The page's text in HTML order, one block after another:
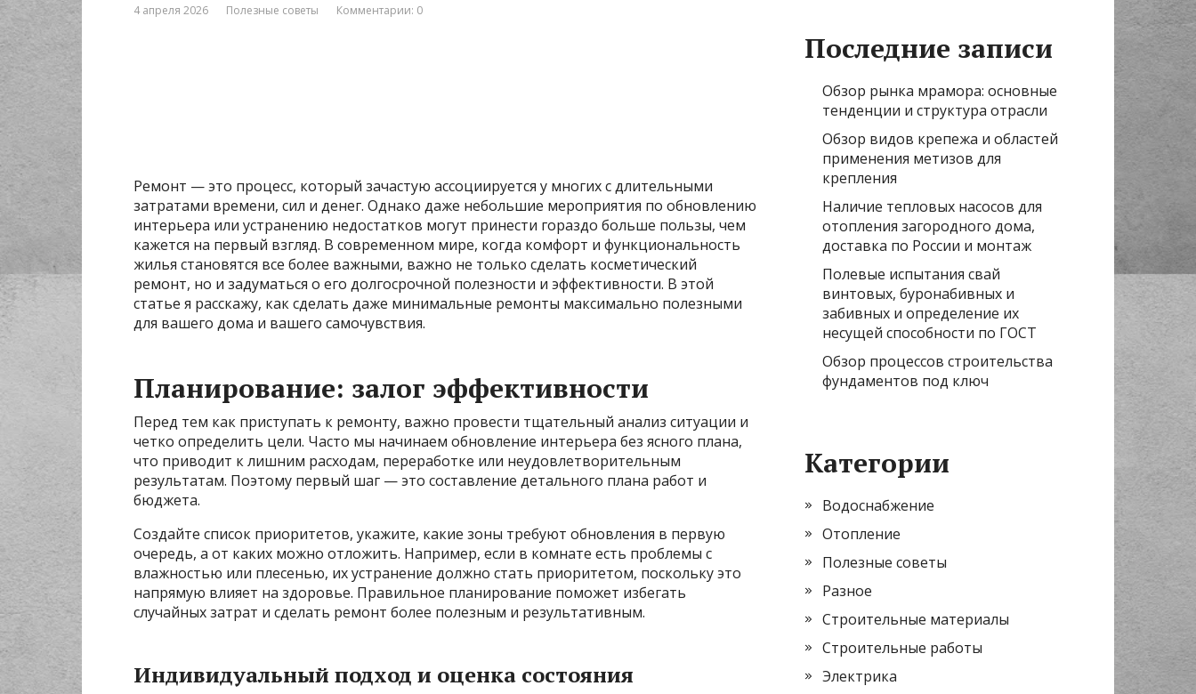
4 апреля 2026 Полезные советы Комментарии: 0
Ремонт — это процесс, который зачастую ассоциируется у многих с длительными
затратами времени, сил и денег. Однако даже небольшие мероприятия по обновлению
интерьера или устранению недостатков могут принести гораздо больше пользы, чем
кажется на первый взгляд. В современном мире, когда комфорт и функциональность
жилья становятся все более важными, важно не только сделать косметический
ремонт, но и задуматься о его долгосрочной полезности и эффективности. В этой
статье я расскажу, как сделать даже минимальные ремонты максимально полезными
для вашего дома и вашего самочувствия.
Планирование: залог эффективности
Перед тем как приступать к ремонту, важно провести тщательный анализ ситуации и
четко определить цели. Часто мы начинаем обновление интерьера без ясного плана,
что приводит к лишним расходам, переработке или неудовлетворительным
результатам. Поэтому первый шаг — это составление детального плана работ и
бюджета.
Создайте список приоритетов, укажите, какие зоны требуют обновления в первую
очередь, а от каких можно отложить. Например, если в комнате есть проблемы с
влажностью или плесенью, их устранение должно стать приоритетом, поскольку это
напрямую влияет на здоровье. Правильное планирование поможет избегать
случайных затрат и сделать ремонт более полезным и результативным.
Индивидуальный подход и оценка состояния
Последние записи
Обзор рынка мрамора: основные
тенденции и структура отрасли
Обзор видов крепежа и областей
применения метизов для
крепления
Наличие тепловых насосов для
отопления загородного дома,
доставка по России и монтаж
Полевые испытания свай
винтовых, буронабивных и
забивных и определение их
несущей способности по ГОСТ
Обзор процессов строительства
фундаментов под ключ
Категории
Водоснабжение
Отопление
Полезные советы
Разное
Строительные материалы
Строительные работы
Электрика